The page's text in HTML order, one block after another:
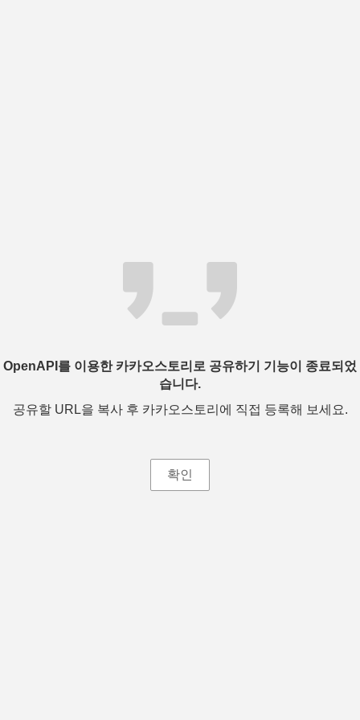
OpenAPI를 이용한 카카오스토리로 공유하기 기능이 종료되었
습니다.
공유할 URL을 복사 후 카카오스토리에 직접 등록해 보세요.
확인